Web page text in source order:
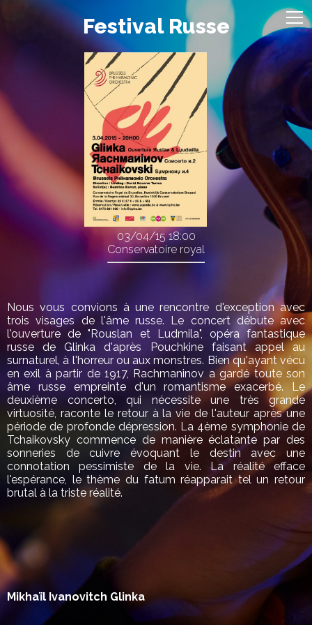
Festival Russe
03/04/15 18:00
Conservatoire royal
Nous vous convions à une rencontre d'exception avec
trois visages de l'âme russe. Le concert débute avec
l'ouverture de "Rouslan et Ludmila", opéra fantastique
russe de Glinka d'après Pouchkine faisant appel au
surnaturel, à l'horreur ou aux monstres. Bien qu'ayant vécu
en exil à partir de 1917, Rachmaninov a gardé toute son
âme russe empreinte d'un romantisme exacerbé. Le
deuxième concerto, qui nécessite une très grande
virtuosité, raconte le retour à la vie de l'auteur après une
période de profonde dépression. La 4ème symphonie de
Tchaikovsky commence de manière éclatante par des
sonneries de cuivre évoquant le destin avec une
connotation pessimiste de la vie. La réalité efface
l'espérance, le thème du fatum réapparait tel un retour
brutal à la triste réalité.
Mikhaïl Ivanovitch Glinka